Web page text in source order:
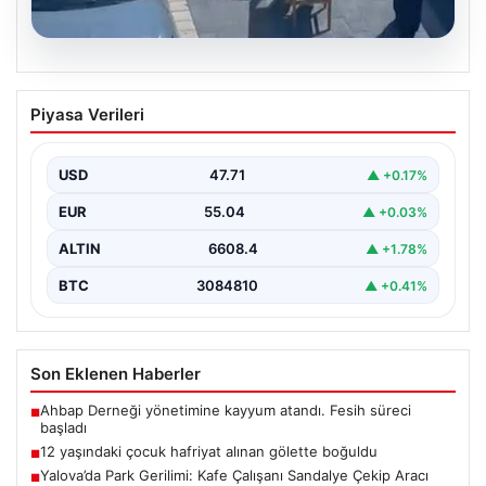
05.08.2026
Yalova’da Park Gerilimi: Kafe Çalışanı
Sandalye Çekip Aracı Engelledi
meydana gelen ilginç bir olay, sosyal medyada geniş…
Piyasa Verileri
USD 47.71 ▲ +0.17%
EUR 55.04 ▲ +0.03%
ALTIN 6608.4 ▲ +1.78%
BTC 3084810 ▲ +0.41%
Son Eklenen Haberler
■Ahbap Derneği yönetimine kayyum atandı. Fesih süreci
başladı
■12 yaşındaki çocuk hafriyat alınan gölette boğuldu
■Yalova’da Park Gerilimi: Kafe Çalışanı Sandalye Çekip Aracı